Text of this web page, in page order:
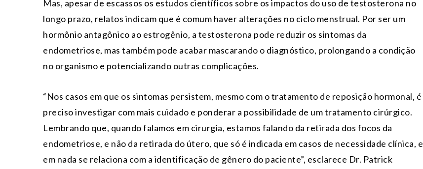
Mas, apesar de escassos os estudos científicos sobre os impactos do uso de testosterona no
longo prazo, relatos indicam que é comum haver alterações no ciclo menstrual. Por ser um
hormônio antagônico ao estrogênio, a testosterona pode reduzir os sintomas da
endometriose, mas também pode acabar mascarando o diagnóstico, prolongando a condição
no organismo e potencializando outras complicações.
“Nos casos em que os sintomas persistem, mesmo com o tratamento de reposição hormonal, é
preciso investigar com mais cuidado e ponderar a possibilidade de um tratamento cirúrgico.
Lembrando que, quando falamos em cirurgia, estamos falando da retirada dos focos da
endometriose, e não da retirada do útero, que só é indicada em casos de necessidade clínica, e
em nada se relaciona com a identificação de gênero do paciente”, esclarece Dr. Patrick